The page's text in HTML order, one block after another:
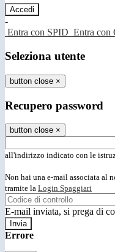
-
Entra con SPID Entra con
Seleziona utente
button close ×
Recupero password
button close ×
all'indirizzo indicato con le
Non hai una e-mail associata al
tramite la Login Spaggiari
E-mail inviata, si prega di
Errore